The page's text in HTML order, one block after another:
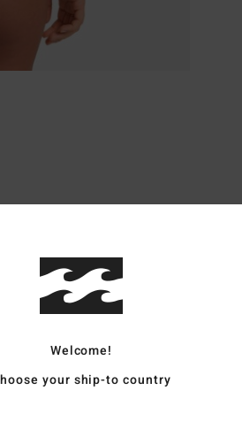
Welcome!
your ship-to country